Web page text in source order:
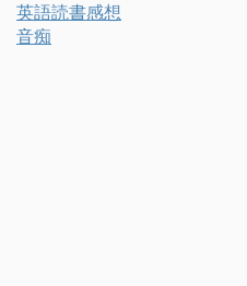
英語読書感想
音痴